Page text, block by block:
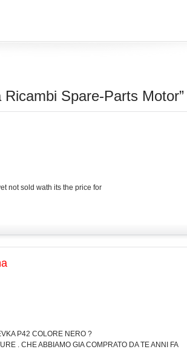
Spare-Parts Motor”
not sold wath its the price for
P42 COLORE NERO ?
. CHE ABBIAMO GIA COMPRATO DA TE ANNI FA